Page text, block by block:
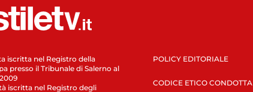
iscritta nel Registro della
presso il Tribunale di Salerno al
iscritta nel Registro degli
POLICY EDITORIALE
CODICE ETICO CONDOTTA